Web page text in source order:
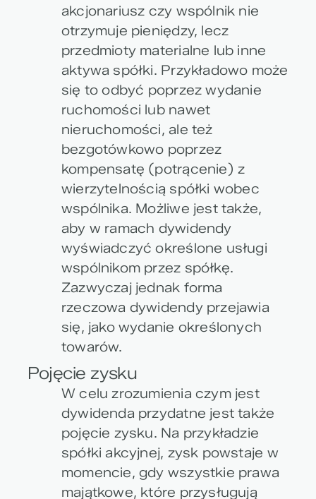
akcjonariusz czy wspólnik nie
otrzymuje pieniędzy, lecz
przedmioty materialne lub inne
aktywa spółki. Przykładowo może
się to odbyć poprzez wydanie
ruchomości lub nawet
nieruchomości, ale też
bezgotówkowo poprzez
kompensatę (potrącenie) z
wierzytelnością spółki wobec
wspólnika. Możliwe jest także,
aby w ramach dywidendy
wyświadczyć określone usługi
wspólnikom przez spółkę.
Zazwyczaj jednak forma
rzeczowa dywidendy przejawia
się, jako wydanie określonych
towarów.
Pojęcie zysku
W celu zrozumienia czym jest
dywidenda przydatne jest także
pojęcie zysku. Na przykładzie
spółki akcyjnej, zysk powstaje w
momencie, gdy wszystkie prawa
majątkowe, które przysługują